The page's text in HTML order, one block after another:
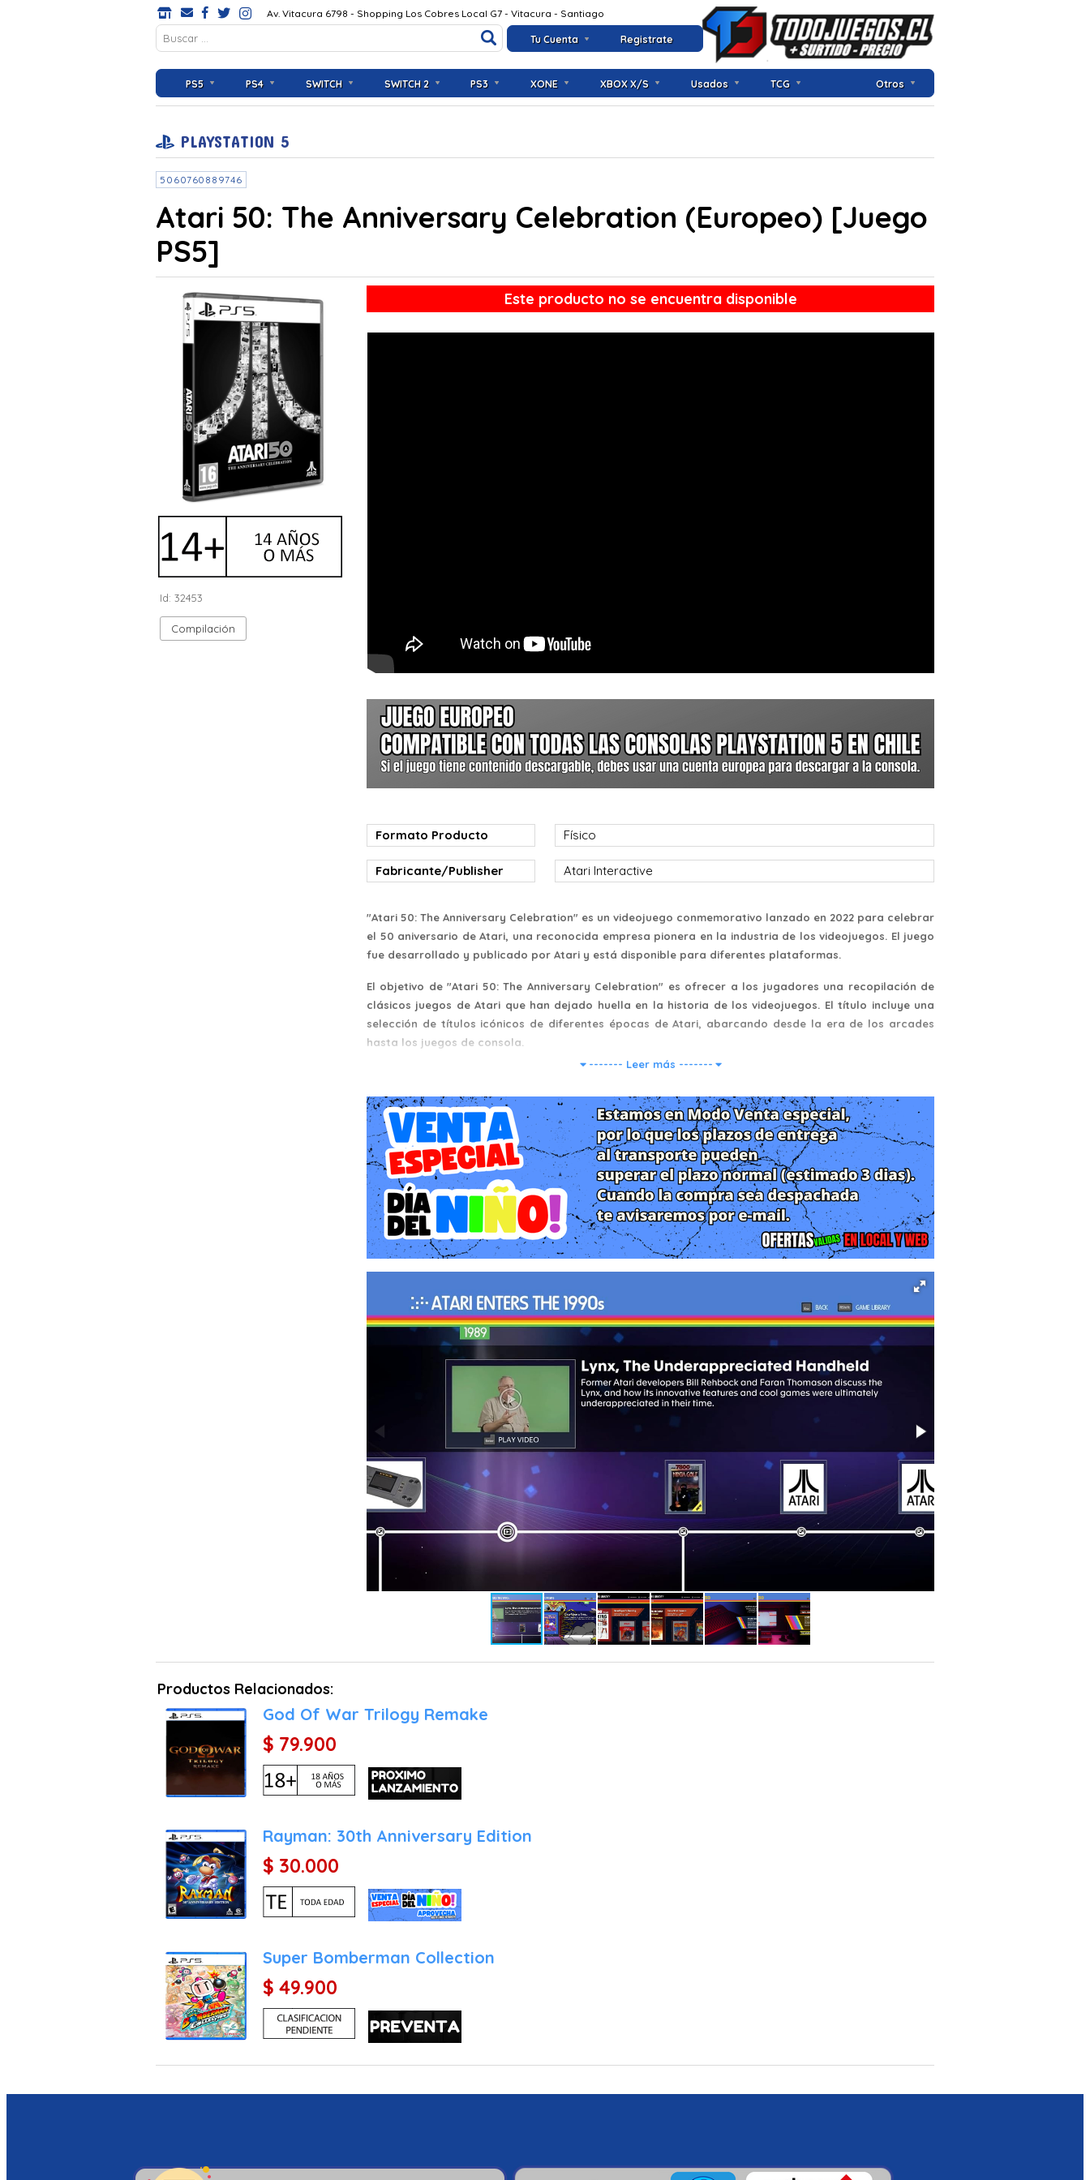
Tu Cuenta Registrate
Av. Vitacura 6798 - Shopping Los Cobres Local G7 - Vitacura - Santiago
PS5 PS4 SWITCH SWITCH 2 PS3 XONE XBOX X/S Usados TCG Otros
PLAYSTATION 5
5060760889746
Atari 50: The Anniversary Celebration (Europeo) [Juego
PS5]
Id: 32453
Compilación
Este producto no se encuentra disponible
Formato Producto Físico
Fabricante/Publisher Atari Interactive
"Atari 50: The Anniversary Celebration" es un videojuego conmemorativo lanzado en 2022 para celebrar
el 50 aniversario de Atari, una reconocida empresa pionera en la industria de los videojuegos. El juego
fue desarrollado y publicado por Atari y está disponible para diferentes plataformas.
El objetivo de "Atari 50: The Anniversary Celebration" es ofrecer a los jugadores una recopilación de
clásicos juegos de Atari que han dejado huella en la historia de los videojuegos. El título incluye una
selección de títulos icónicos de diferentes épocas de Atari, abarcando desde la era de los arcades
hasta los juegos de consola.
y emoción de la era dorada de los videojuegos.
"Atari 50: The Anniversary Celebration" incluye una amplia variedad de juegos clásicos, como Pong,
Asteroids, Centipede, Missile Command y muchos otros más. Los jugadores pueden disfrutar de estos
juegos en su forma original o con mejoras visuales y características adicionales.
Además de los juegos, el juego conmemorativo también incluye contenido adicional, como imágenes,
videos y documentos históricos que permiten a los jugadores sumergirse en la rica historia de Atari y
conocer más sobre la evolución de los videojuegos a lo largo de los años.
En resumen, "Atari 50: The Anniversary Celebration" es un homenaje a la trayectoria de Atari y una
oportunidad para que los jugadores disfruten de los clásicos juegos que han dejado una marca
indeleble en la industria de los videojuegos. Es una experiencia nostálgica y emocionante para los
fanáticos de los juegos retro y para aquellos que deseen explorar la historia de Atari.
------- Leer más -------
Productos Relacionados:
God Of War Trilogy Remake
$ 79.900
Rayman: 30th Anniversary Edition
$ 30.000
Super Bomberman Collection
$ 49.900